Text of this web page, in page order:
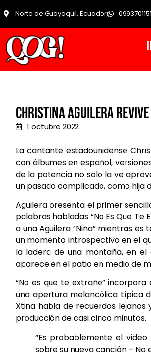
Norte de Guayaquil, Ecuador 0993701151
Christina Aguilera revive
1 octubre 2022
La cantante estadounidense
con álbumes en español,
de la potencia no solo la ve
un pasado complicado, como hija
Aguilera presenta el primer
palabras habladas “No Es Que
a una Aguilera “Niña” mientras
un momento introspectivo en el
la ladera de una montaña, en el
aparece en el patio en medio de
“No es que te extrañe”
una apertura melancólica típica
Xtina habla de recuerdos
producción de casi cinco minutos.
“Es probablemente el
sobre su nueva canción –